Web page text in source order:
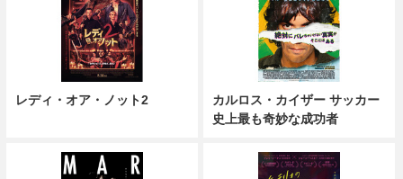
レディ・オア・ノット2
カルロス・カイザー サッカー
史上最も奇妙な成功者